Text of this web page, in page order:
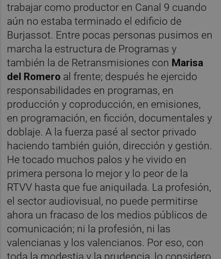
trabajar como productor en Canal 9 cuando
aún no estaba terminado el edificio de
Burjassot. Entre pocas personas pusimos en
marcha la estructura de Programas y
también la de Retransmisiones con Marisa
del Romero al frente; después he ejercido
responsabilidades en programas, en
producción y coproducción, en emisiones,
en programación, en ficción, documentales y
doblaje. A la fuerza pasé al sector privado
haciendo también guión, dirección y gestión.
He tocado muchos palos y he vivido en
primera persona lo mejor y lo peor de la
RTVV hasta que fue aniquilada. La profesión,
el sector audiovisual, no puede permitirse
ahora un fracaso de los medios públicos de
comunicación; ni la profesión, ni las
valencianas y los valencianos. Por eso, con
toda la modestia y la prudencia, lo considero